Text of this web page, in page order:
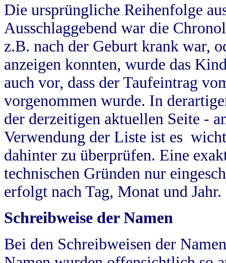
Die ursprüngliche Reihenfolge
Ausschlaggebend war die
z.B. nach der Geburt krank war,
anzeigen konnten, wurde das
auch vor, dass der Taufeintrag
vorgenommen wurde. In
der derzeitigen aktuellen Seite -
Verwendung der Liste ist es
dahinter zu überprüfen. Eine
technischen Gründen nur
erfolgt nach Tag, Monat und Jahr.
Schreibweise der Namen
Bei den Schreibweisen der